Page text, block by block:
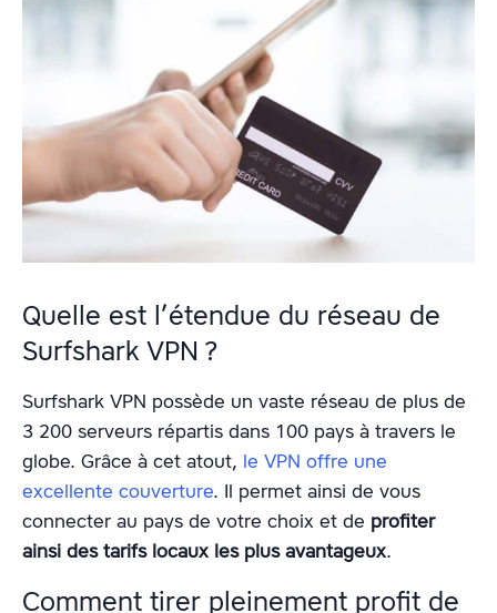
Quelle est l’étendue du réseau de
Surfshark VPN ?
Surfshark VPN possède un vaste réseau de plus de
3 200 serveurs répartis dans 100 pays à travers le
globe. Grâce à cet atout, le VPN offre une
excellente couverture. Il permet ainsi de vous
connecter au pays de votre choix et de profiter
ainsi des tarifs locaux les plus avantageux.
Comment tirer pleinement profit de